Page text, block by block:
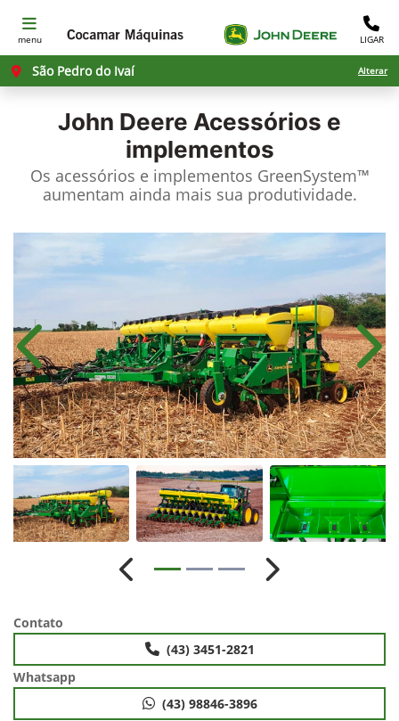
menu LIGAR
São Pedro do Ivaí Alterar
John Deere Acessórios e
implementos
Os acessórios e implementos GreenSystem™
aumentam ainda mais sua produtividade.​
Anterior
Anterior Próximo
Contato
(43) 3451-2821
Whatsapp
(43) 98846-3896